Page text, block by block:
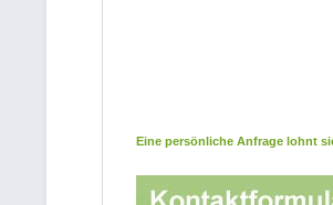
Eine persönliche Anfrage lohnt